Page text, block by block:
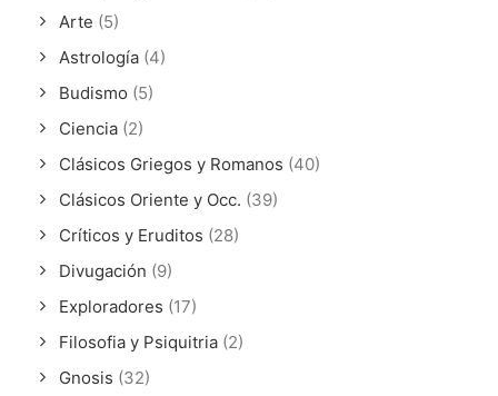
Arte (5)
Astrología (4)
Budismo (5)
Ciencia (2)
Clásicos Griegos y Romanos (40)
Clásicos Oriente y Occ. (39)
Críticos y Eruditos (28)
Divugación (9)
Exploradores (17)
Filosofia y Psiquitria (2)
Gnosis (32)